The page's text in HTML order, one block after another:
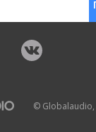
© Globalaudio,